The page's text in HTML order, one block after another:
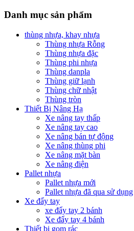
Danh mục sản phẩm
thùng nhựa, khay nhựa
Thùng nhựa Rỗng
Thùng nhựa đặc
Thùng phi nhựa
Thùng danpla
Thùng giữ lạnh
Thùng chữ nhật
Thùng tròn
Thiết Bị Nâng Hạ
Xe nâng tay thấp
Xe nâng tay cao
Xe nâng bán tự động
Xe nâng thùng phi
Xe nâng mặt bàn
Xe nâng điện
Pallet nhựa
Pallet nhựa mới
Pallet nhựa đã qua sử dụng
Xe đẩy tay
xe đẩy tay 2 bánh
Xe đẩy tay 4 bánh
Thiết bị gom rác